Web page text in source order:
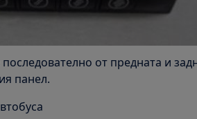
от предната и
панел.